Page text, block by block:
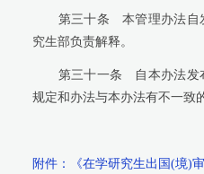
第三十条
本管理办法自
究生部负责解释。
第三十一条
自本办法发
规定和办法与本办法有不一致
附件： 《在学研究生出国(境)审